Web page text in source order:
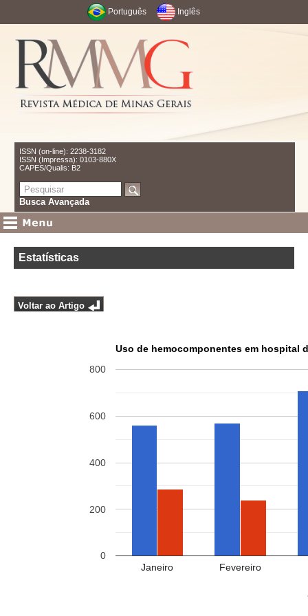
Português Inglês
ISSN (on-line): 2238-3182
ISSN (Impressa): 0103-880X
CAPES/Qualis: B2
Busca Avançada
Estatísticas
Voltar ao Artigo
Uso de hemocomponentes em hospital
Janeiro Fevereiro
0
200
400
600
800